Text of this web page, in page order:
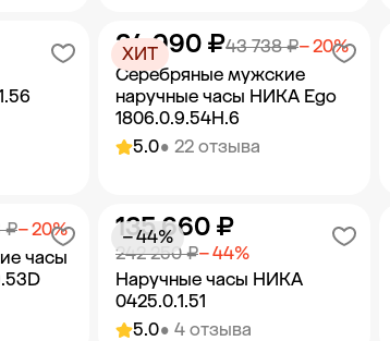
Добавить в корзину
5.0• 22 отзыва
Серебряные мужские
наручные часы НИКА Ego
1806.0.9.54H.6
43 738 ₽− 20%
34 990 ₽
ХИТ
Добавить в корзину
часы
₽− 20%
5.0• 4 отзыва
Наручные часы НИКА
0425.0.1.51
242 250 ₽− 44%
135 660 ₽
− 44%